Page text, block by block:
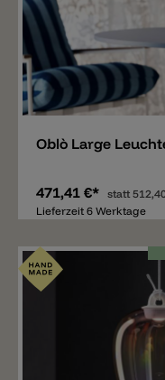
Merken
Oblò Large
471,41 €* statt
Lieferzeit 6 Werktage